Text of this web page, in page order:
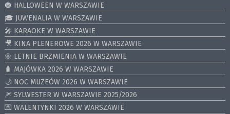
🎃 HALLOWEEN W WARSZAWIE
🎓 JUWENALIA W WARSZAWIE
🎤 KARAOKE W WARSZAWIE
🎥 KINA PLENEROWE 2026 W WARSZAWIE
🌼 LETNIE BRZMIENIA W WARSZAWIE
🧳 MAJÓWKA 2026 W WARSZAWIE
🌙 NOC MUZEÓW 2026 W WARSZAWIE
🎆 SYLWESTER W WARSZAWIE 2025/2026
💌 WALENTYNKI 2026 W WARSZAWIE